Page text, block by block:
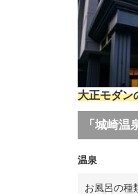
大正モダン
「城崎
温泉
お風呂の種